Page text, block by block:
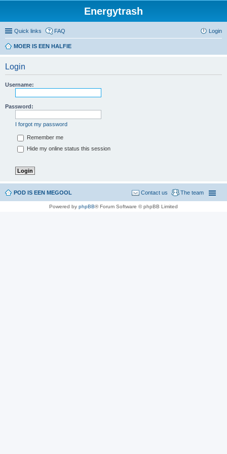
Energytrash
Quick links FAQ Login
MOER IS EEN HALFIE
Login
Username:
Password:
I forgot my password
Remember me
Hide my online status this session
POD IS EEN MEGOOL The team
Contact us
Powered by phpBB® Forum Software © phpBB Limited